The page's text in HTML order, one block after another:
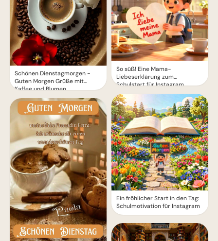
Schönen Dienstagmorgen -
Guten Morgen Grüße mit
Kaffee und Blumen
So süß! Eine Mama-
Liebeserklärung zum
Schulstart für Instagram
Ein fröhlicher Start in den Tag:
Schulmotivation für Instagram